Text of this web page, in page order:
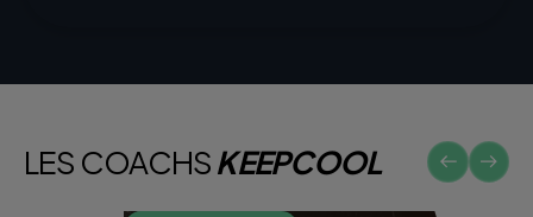
LES COACHSKEEPCOOL